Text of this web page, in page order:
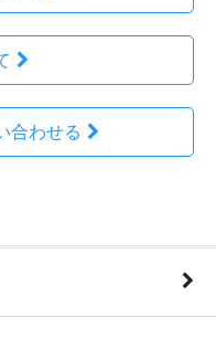
合わせる